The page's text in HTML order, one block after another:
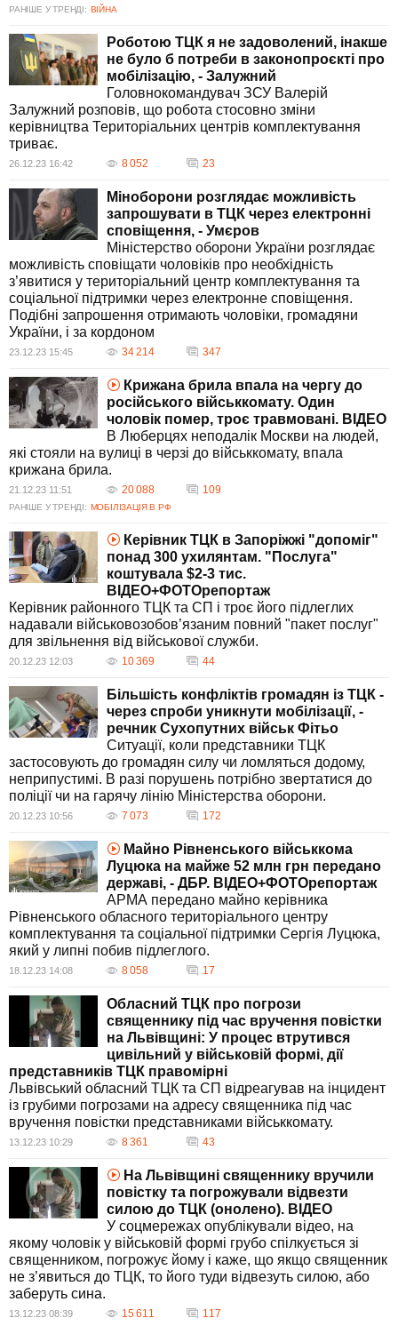
РАНІШЕ У ТРЕНДІ: ВІЙНА
Роботою ТЦК я не задоволений, інакше
не було б потреби в законопроєкті про
мобілізацію, - Залужний
Головнокомандувач ЗСУ Валерій
Залужний розповів, що робота стосовно зміни
керівництва Територіальних центрів комплектування
триває.
26.12.23 16:42 8 052 23
Міноборони розглядає можливість
запрошувати в ТЦК через електронні
сповіщення, - Умєров
Міністерство оборони України розглядає
можливість сповіщати чоловіків про необхідність
з’явитися у територіальний центр комплектування та
соціальної підтримки через електронне сповіщення.
Подібні запрошення отримають чоловіки, громадяни
України, і за кордоном
23.12.23 15:45 34 214 347
Крижана брила впала на чергу до
російського військкомату. Один
чоловік помер, троє травмовані. ВIДЕО
В Люберцях неподалік Москви на людей,
які стояли на вулиці в черзі до військкомату, впала
крижана брила.
21.12.23 11:51 20 088 109
РАНІШЕ У ТРЕНДІ: МОБІЛІЗАЦІЯ В РФ
Керівник ТЦК в Запоріжжі "допоміг"
понад 300 ухилянтам. "Послуга"
коштувала $2-3 тис.
ВІДЕО+ФОТОрепортаж
Керівник районного ТЦК та СП і троє його підлеглих
надавали військовозобов’язаним повний "пакет послуг"
для звільнення від військової служби.
20.12.23 12:03 10 369 44
Більшість конфліктів громадян із ТЦК -
через спроби уникнути мобілізації, -
речник Сухопутних військ Фітьо
Ситуації, коли представники ТЦК
застосовують до громадян силу чи ломляться додому,
неприпустимі. В разі порушень потрібно звертатися до
поліції чи на гарячу лінію Міністерства оборони.
20.12.23 10:56 7 073 172
Майно Рівненського військкома
Луцюка на майже 52 млн грн передано
державі, - ДБР. ВІДЕО+ФОТОрепортаж
АРМА передано майно керівника
Рівненського обласного територіального центру
комплектування та соціальної підтримки Сергія Луцюка,
який у липні побив підлеглого.
18.12.23 14:08 8 058 17
Обласний ТЦК про погрози
священнику під час вручення повістки
на Львівщині: У процес втрутився
цивільний у військовій формі, дії
представників ТЦК правомірні
Львівський обласний ТЦК та СП відреагував на інцидент
із грубими погрозами на адресу священника під час
вручення повістки представниками військкомату.
13.12.23 10:29 8 361 43
На Львівщині священнику вручили
повістку та погрожували відвезти
силою до ТЦК (онолено). ВIДЕО
У соцмережах опублікували відео, на
якому чоловік у військовій формі грубо спілкується зі
священником, погрожує йому і каже, що якщо священник
не з’явиться до ТЦК, то його туди відвезуть силою, або
заберуть сина.
13.12.23 08:39 15 611 117